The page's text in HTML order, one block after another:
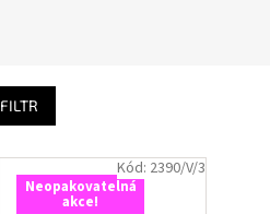
Neopakovatelná
akce!
Kód: 2390/V/3